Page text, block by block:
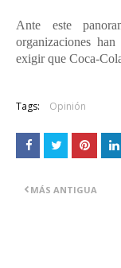
Ante este
organizaciones
exigir que Coca-
Tags: Opinión
MÁS ANTIGUA